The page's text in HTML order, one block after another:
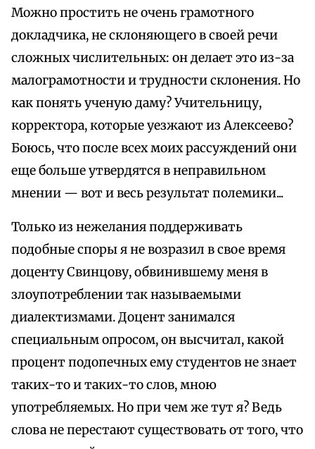
Можно простить не очень грамотного
докладчика, не склоняющего в своей речи
сложных числительных: он делает это из-за
малограмотности и трудности склонения. Но
как понять ученую даму? Учительницу,
корректора, которые уезжают из Алексеево?
Боюсь, что после всех моих рассуждений они
еще больше утвердятся в неправильном
мнении — вот и весь результат полемики...
Только из нежелания поддерживать
подобные споры я не возразил в свое время
доценту Свинцову, обвинившему меня в
злоупотреблении так называемыми
диалектизмами. Доцент занимался
специальным опросом, он высчитал, какой
процент подопечных ему студентов не знает
таких-то и таких-то слов, мною
употребляемых. Но при чем же тут я? Ведь
слова не перестают существовать от того, что